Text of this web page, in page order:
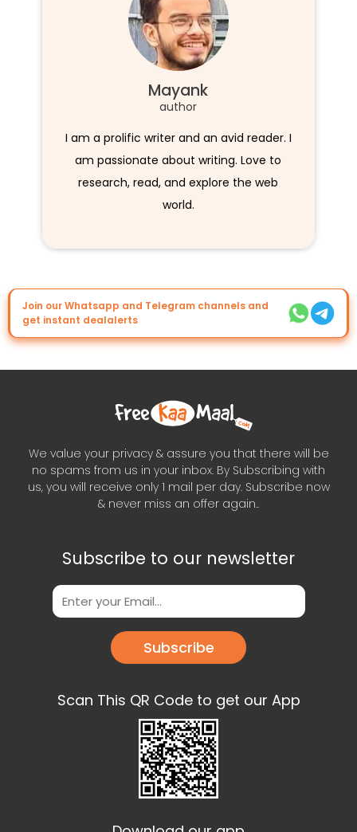
Mayank
author
I am a prolific writer and an avid reader. I
am passionate about writing. Love to
research, read, and explore the web
world.
Join our Whatsapp and Telegram channels and
get instant dealalerts
We value your privacy & assure you that there will be
no spams from us in your inbox. By Subscribing with
us, you will receive only 1 mail per day. Subscribe now
& never miss an offer again..
Subscribe to our newsletter
Subscribe
Scan This QR Code to get our App